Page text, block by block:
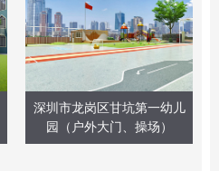
深圳市龙岗区甘坑第一幼儿
园（户外大门、操场）